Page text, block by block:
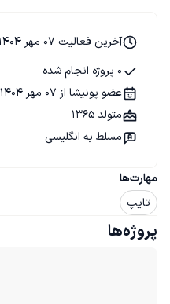
مهارت‌ها
تایپ
آخرین فعالیت 07 مهر 1404
0 پروژه انجام شده
عضو پونیشا از 07 مهر 1404
متولد 1365
مسلط به انگلیسی
پروژه‌ها